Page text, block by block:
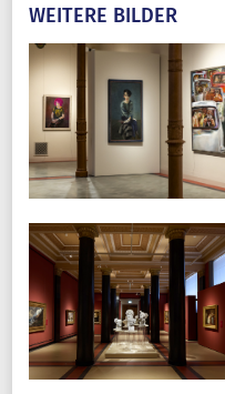
WEITERE BILDER